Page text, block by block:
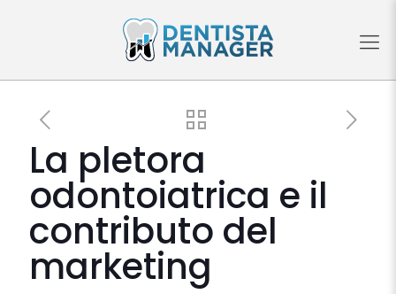
La pletora
odontoiatrica e il
contributo del
marketing